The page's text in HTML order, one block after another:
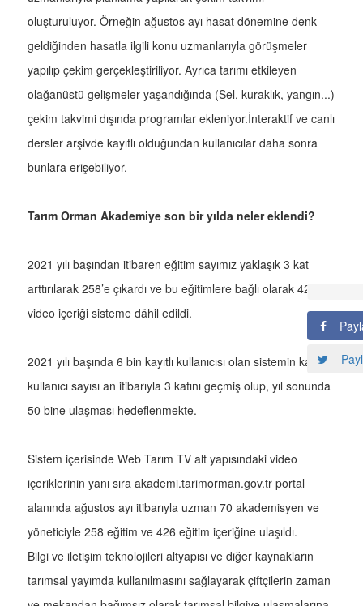
oluşturuluyor. Örneğin ağustos ayı hasat dönemine denk
geldiğinden hasatla ilgili konu uzmanlarıyla görüşmeler
yapılıp çekim gerçekleştiriliyor. Ayrıca tarımı etkileyen
olağanüstü gelişmeler yaşandığında (Sel, kuraklık, yangın...)
çekim takvimi dışında programlar ekleniyor.İnteraktif ve canlı
dersler arşivde kayıtlı olduğundan kullanıcılar daha sonra
bunlara erişebiliyor.
Tarım Orman Akademiye son bir yılda neler eklendi?
2021 yılı başından itibaren eğitim sayımız yaklaşık 3 kat
arttırılarak 258’e çıkardı ve bu eğitimlere bağlı olarak 426
video içeriği sisteme dâhil edildi.
2021 yılı başında 6 bin kayıtlı kullanıcısı olan sistemin kayıtlı
kullanıcı sayısı an itibarıyla 3 katını geçmiş olup, yıl sonunda
50 bine ulaşması hedeflenmekte.
Sistem içerisinde Web Tarım TV alt yapısındaki video
içeriklerinin yanı sıra akademi.tarimorman.gov.tr portal
alanında ağustos ayı itibarıyla uzman 70 akademisyen ve
yöneticiyle 258 eğitim ve 426 eğitim içeriğine ulaşıldı.
Bilgi ve iletişim teknolojileri altyapısı ve diğer kaynakların
tarımsal yayımda kullanılmasını sağlayarak çiftçilerin zaman